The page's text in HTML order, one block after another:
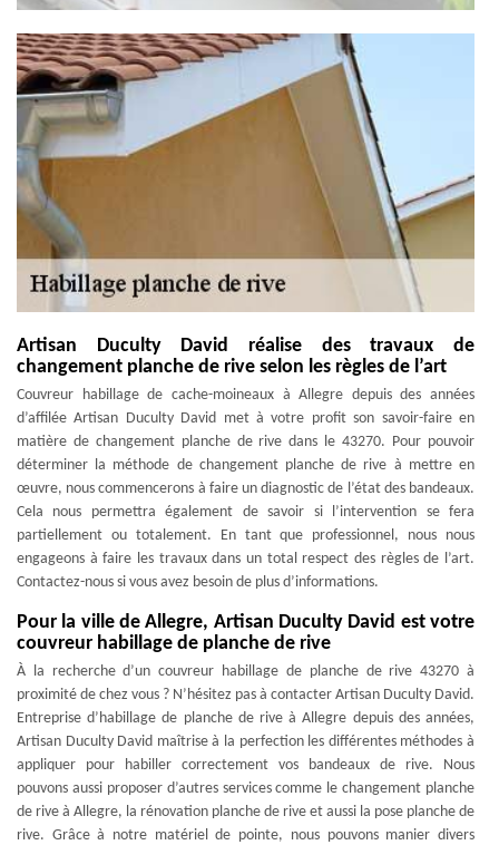
Artisan Duculty David réalise des travaux de
changement planche de rive selon les règles de l’art
Couvreur habillage de cache-moineaux à Allegre depuis des années
d’affilée Artisan Duculty David met à votre profit son savoir-faire en
matière de changement planche de rive dans le 43270. Pour pouvoir
déterminer la méthode de changement planche de rive à mettre en
œuvre, nous commencerons à faire un diagnostic de l’état des bandeaux.
Cela nous permettra également de savoir si l’intervention se fera
partiellement ou totalement. En tant que professionnel, nous nous
engageons à faire les travaux dans un total respect des règles de l’art.
Contactez-nous si vous avez besoin de plus d’informations.
Pour la ville de Allegre, Artisan Duculty David est votre
couvreur habillage de planche de rive
À la recherche d’un couvreur habillage de planche de rive 43270 à
proximité de chez vous ? N’hésitez pas à contacter Artisan Duculty David.
Entreprise d’habillage de planche de rive à Allegre depuis des années,
Artisan Duculty David maîtrise à la perfection les différentes méthodes à
appliquer pour habiller correctement vos bandeaux de rive. Nous
pouvons aussi proposer d’autres services comme le changement planche
de rive à Allegre, la rénovation planche de rive et aussi la pose planche de
rive. Grâce à notre matériel de pointe, nous pouvons manier divers